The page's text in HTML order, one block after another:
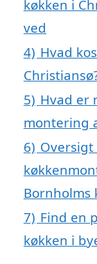
køkken i
ved
4) Hvad
5) Hvad er
montering
6)
Bornholms
7) Find en
køkken i